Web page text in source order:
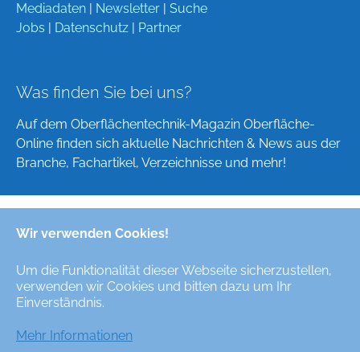
Wir verwenden Cookies!
Um die Funktionalität dieser Webseite sicherzustellen,
verwenden wir Cookies und bitten dazu um Ihr
Einverständnis.
Mehr Informationen
Mediadaten
Newsletter
Suche
Jobs
Datenschutz Partner
Was finden Sie bei uns?
Auf dem Oberflächentechnik-Magazin Oberfläche-
Online finden sich aktuelle Nachrichten & News aus der
Branche, Fachartikel, Verzeichnisse und mehr!
Deutsch
Alle Rechte/All Rights Reserved © Oberfläche-Online,
das digitale Oberflächentechnik-Magazin / the digital
surface technologies magazine